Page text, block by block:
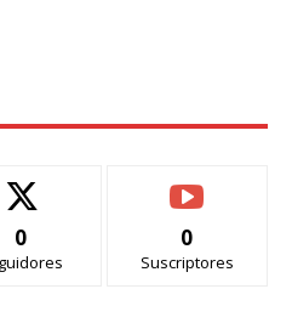
0 0
Suscriptores